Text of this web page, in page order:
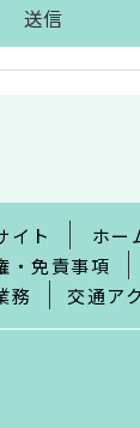
イト
ホー
・免責事項
務 交通ア